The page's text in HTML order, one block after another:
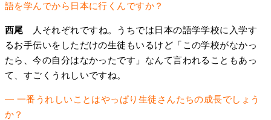
語を学んでから日本に行くんですか？
西尾 人それぞれですね。うちでは日本の語学学校に入学す
るお手伝いをしただけの生徒もいるけど「この学校がなかっ
たら、今の自分はなかったです」なんて言われることもあっ
て、すごくうれしいですね。
― 一番うれしいことはやっぱり生徒さんたちの成長でしょう
か？